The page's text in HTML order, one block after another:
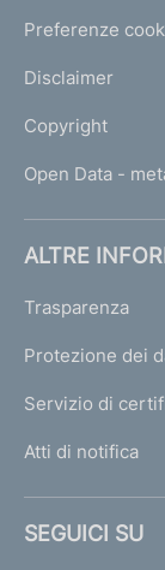
Preferenze
Disclaimer
Copyright
Open Data -
ALTRE
Trasparenza
Protezione dei
Servizio di
Atti di notifica
SEGUICI SU